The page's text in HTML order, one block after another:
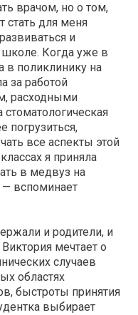
врачом, но о том,
стать для меня
и
Когда уже в
в поликлинику на
за работой
расходными
погрузиться,
все аспекты этой
я приняла
в медвуз на
— вспоминает
и родители, и
мечтает о
случаев
областях
быстроты принятия
выбирает